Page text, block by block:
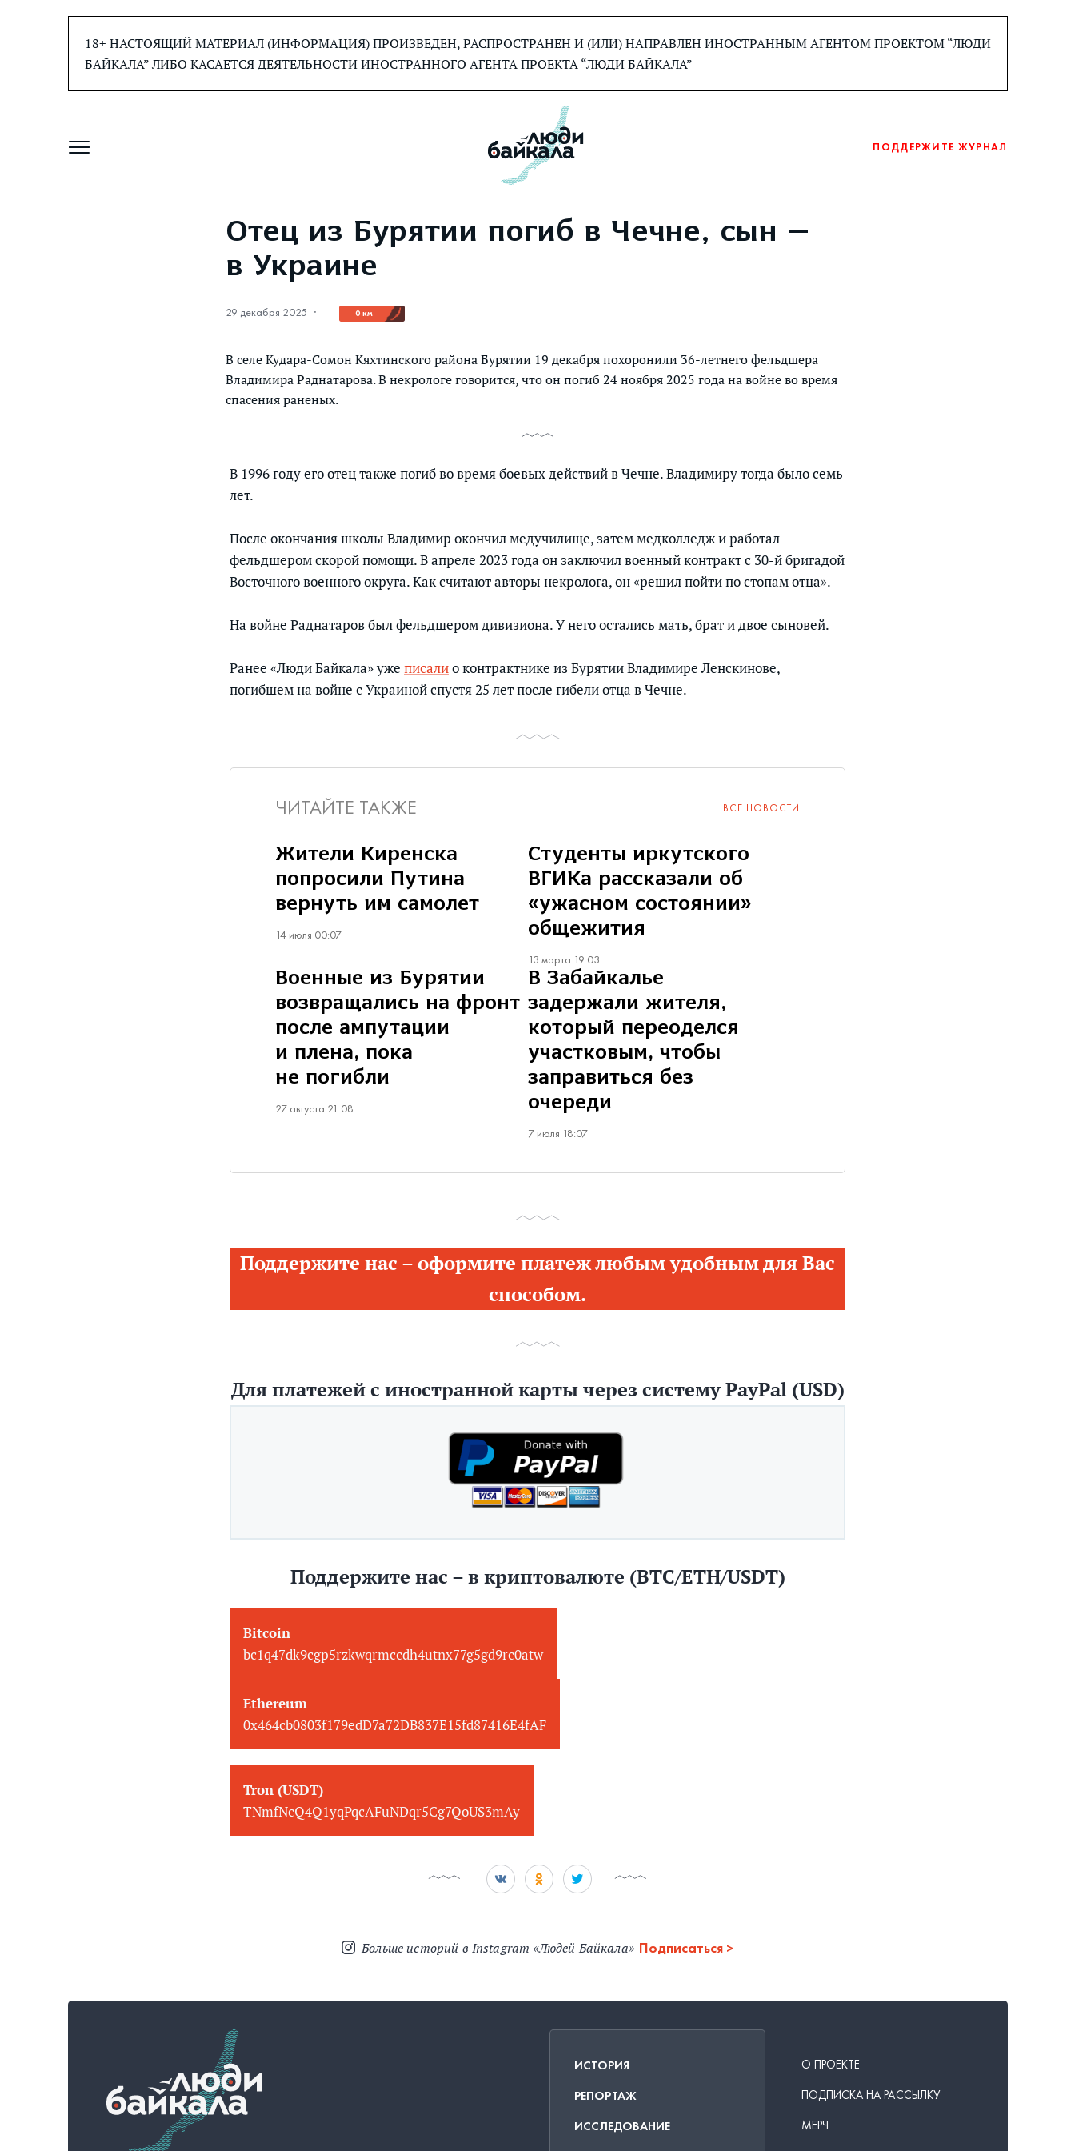
18+ НАСТОЯЩИЙ МАТЕРИАЛ (ИНФОРМАЦИЯ) ПРОИЗВЕДЕН, РАСПРОСТРАНЕН И (ИЛИ) НАПРАВЛЕН ИНОСТРАННЫМ АГЕНТОМ ПРОЕКТОМ “ЛЮДИ
БАЙКАЛА” ЛИБО КАСАЕТСЯ ДЕЯТЕЛЬНОСТИ ИНОСТРАННОГО АГЕНТА ПРОЕКТА “ЛЮДИ БАЙКАЛА”
ПОДДЕРЖИТЕ ЖУРНАЛ
Отец из Бурятии погиб в Чечне, сын —
в Украине
29 декабря 2025 · 0 км
В селе Кудара-Сомон Кяхтинского района Бурятии 19 декабря похоронили 36-летнего фельдшера
Владимира Раднатарова. В некрологе говорится, что он погиб 24 ноября 2025 года на войне во время
спасения раненых.
В 1996 году его отец также погиб во время боевых действий в Чечне. Владимиру тогда было семь
лет.
После окончания школы Владимир окончил медучилище, затем медколледж и работал
фельдшером скорой помощи. В апреле 2023 года он заключил военный контракт с 30-й бригадой
Восточного военного округа. Как считают авторы некролога, он «решил пойти по стопам отца».
На войне Раднатаров был фельдшером дивизиона. У него остались мать, брат и двое сыновей.
Ранее «Люди Байкала» уже писалио контрактнике из Бурятии Владимире Ленскинове,
погибшем на войне с Украиной спустя 25 лет после гибели отца в Чечне.
ЧИТАЙТЕ ТАКЖЕ ВСЕ НОВОСТИ
Жители Киренска
попросили Путина
вернуть им самолет
14 июля 00:07
Студенты иркутского
ВГИКа рассказали об
«ужасном состоянии»
общежития
13 марта 19:03
Военные из Бурятии
возвращались на фронт
после ампутации
и плена, пока
не погибли
27 августа 21:08
В Забайкалье
задержали жителя,
который переоделся
участковым, чтобы
заправиться без
очереди
7 июля 18:07
Поддержите нас – оформите платеж любым удобным для Вас
способом.
Для платежей с иностранной карты через систему PayPal (USD)
Поддержите нас – в криптовалюте (BTC/ETH/USDT)
Bitcoin
bc1q47dk9cgp5rzkwqrmccdh4utnx77g5gd9rc0atw
Ethereum
0x464cb0803f179edD7a72DB837E15fd87416E4fAF
Tron (USDT)
TNmfNcQ4Q1yqPqcAFuNDqr5Cg7QoUS3mAy
Больше историй в Instagram «Людей Байкала» Подписаться
ИСТОРИЯ
РЕПОРТАЖ
ИССЛЕДОВАНИЕ
О ПРОЕКТЕ
ПОДПИСКА НА РАССЫЛКУ
МЕРЧ